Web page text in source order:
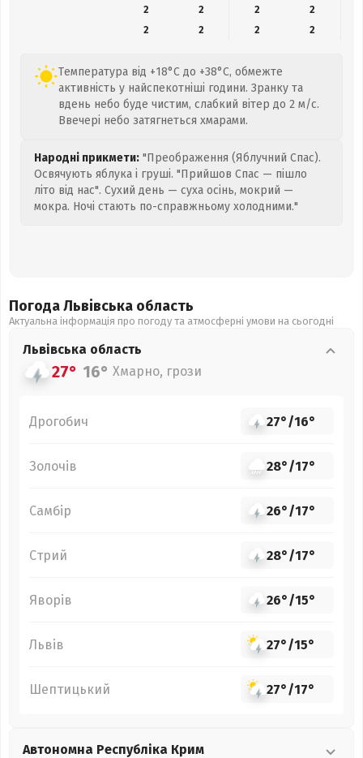
2
2 2
2
2
2 2 2
Температура від +18°C до +38°C, обмежте
активність у найспекотніші години. Зранку та
вдень небо буде чистим, слабкий вітер до 2 м/с.
Ввечері небо затягнеться хмарами.
Народні прикмети: "Преображення (Яблучний Спас).
Освячують яблука і груші. "Прийшов Спас — пішло
літо від нас". Сухий день — суха осінь, мокрий —
мокра. Ночі стають по-справжньому холодними."
Погода Львівська область
Актуальна інформація про погоду та атмосферні умови на сьогодні
Львівська область
27° 16° Хмарно, грози
Дрогобич 27°/16°
Золочів 28°/17°
Самбір 26°/17°
Стрий 28°/17°
Яворів 26°/15°
Львів 27°/15°
Шептицький 27°/17°
Автономна Республіка Крим